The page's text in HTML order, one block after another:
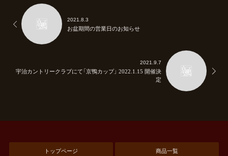
2021.8.3
お盆期間の営業日のお知らせ
2021.9.7
宇治カントリークラブにて「京鴨カップ」 2022.1.15 開催決
定
トップページ 商品一覧